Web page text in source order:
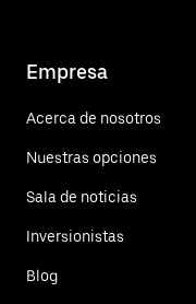
Empresa
Acerca de nosotros
Nuestras opciones
Sala de noticias
Inversionistas
Blog